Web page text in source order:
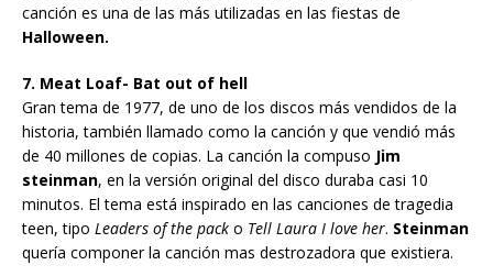
canción es una de las más utilizadas en las fiestas de
Halloween.
7. Meat Loaf- Bat out of hell
Gran tema de 1977, de uno de los discos más vendidos de la
historia, también llamado como la canción y que vendió más
de 40 millones de copias. La canción la compuso Jim
steinman, en la versión original del disco duraba casi 10
minutos. El tema está inspirado en las canciones de tragedia
teen, tipo Leaders of the pack o Tell Laura I love her. Steinman
quería componer la canción mas destrozadora que existiera.